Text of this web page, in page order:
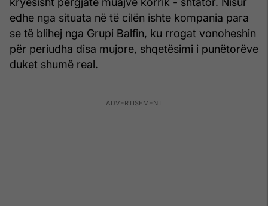
edhe nga situata në të cilën ishte kompania para
se të blihej nga Grupi Balfin, ku rrogat vonoheshin
për periudha disa mujore, shqetësimi i punëtorëve
duket shumë real.